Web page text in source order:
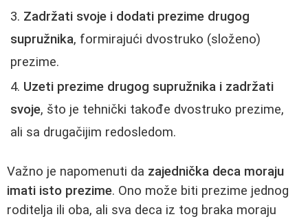
Zadržati svoje i dodati prezime drugog
supružnika, formirajući dvostruko (složeno)
prezime.
Uzeti prezime drugog supružnika i zadržati
svoje, što je tehnički takođe dvostruko prezime,
ali sa drugačijim redosledom.
Važno je napomenuti da zajednička deca moraju
imati isto prezime. Ono može biti prezime jednog
roditelja ili oba, ali sva deca iz tog braka moraju